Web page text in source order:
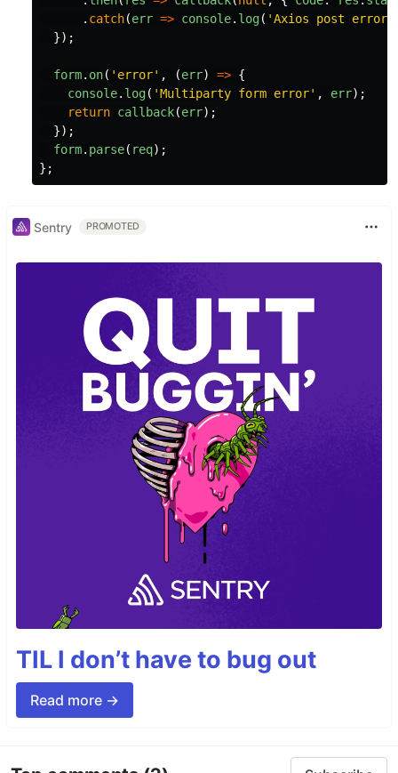
. catch(err => console. log( 'Axios post
});
form. on( ' error' , (err) => {
console. log( 'Multiparty form error' , err);
return callback(err);
});
form. parse( req);
};
Sentry PROMOTED
TIL I don’t have to bug out
Read more →